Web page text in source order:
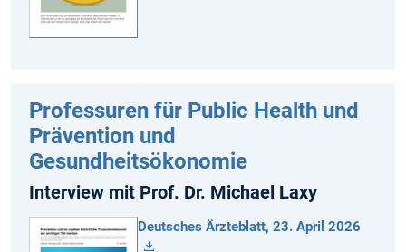
Professuren für Public Health und
Prävention und
Gesundheitsökonomie
Interview mit Prof. Dr. Michael Laxy
Deutsches Ärzteblatt, 23. April 2026